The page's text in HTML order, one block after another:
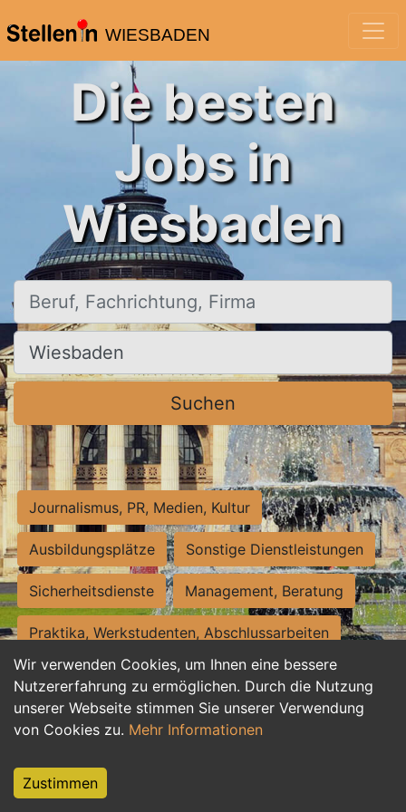
WIESBADEN
Wir verwenden Cookies, um Ihnen eine bessere
Nutzererfahrung zu ermöglichen. Durch die Nutzung
unserer Webseite stimmen Sie unserer Verwendung
von Cookies zu. Mehr Informationen
Zustimmen
Die besten
Jobs in
Wiesbaden
Beruf, Fachrichtung, Firma
Ort, Stadt
Suchen
Journalismus, PR, Medien, Kultur
Ausbildungsplätze Sonstige Dienstleistungen
Sicherheitsdienste Management, Beratung
Praktika, Werkstudenten, Abschlussarbeiten
Personalwesen Assistenz, Sekretariat
Hilfskräfte, Aushilfs- und Nebenjobs
Weiterbildung, Studium, duale Ausbildung